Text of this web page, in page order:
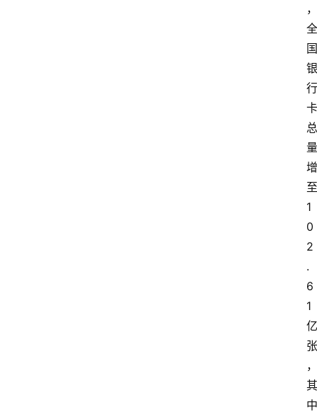
，
全
国
银
行
卡
总
量
增
至
1
0
2
.
6
1
亿
张
，
其
中